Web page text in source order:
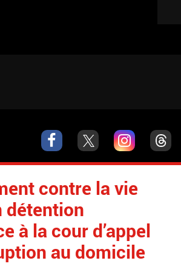
contre la vie
détention
à la cour d’appel
au domicile